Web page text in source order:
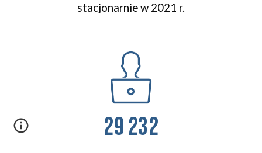
stacjonarnie w 2021 r.
29 232